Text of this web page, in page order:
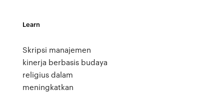
Learn
Skripsi manajemen
kinerja berbasis budaya
religius dalam
meningkatkan